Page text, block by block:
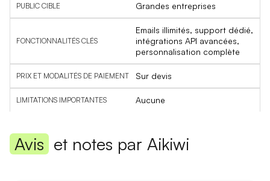
Grandes entreprises
Emails illimités, support dédié,
intégrations API avancées,
personnalisation complète
Sur devis
Aucune
Avis et notes par Aikiwi